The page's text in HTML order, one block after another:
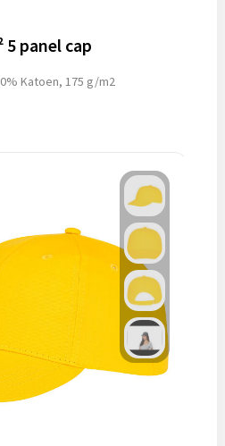
5 panel cap
Katoen, 175 g/m2